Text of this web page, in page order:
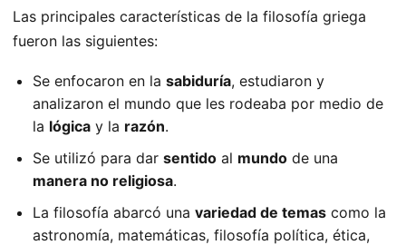
Las principales características de la filosofía griega
fueron las siguientes:
Se enfocaron en la sabiduría, estudiaron y
analizaron el mundo que les rodeaba por medio de
la lógica y la razón.
Se utilizó para dar sentido al mundo de una
manera no religiosa.
La filosofía abarcó una variedad de temas como la
astronomía, matemáticas, filosofía política, ética,